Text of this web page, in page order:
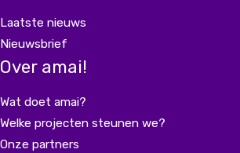
Laatste nieuws
Nieuwsbrief
Over amai!
Wat doet amai?
Welke projecten steunen we?
Onze partners